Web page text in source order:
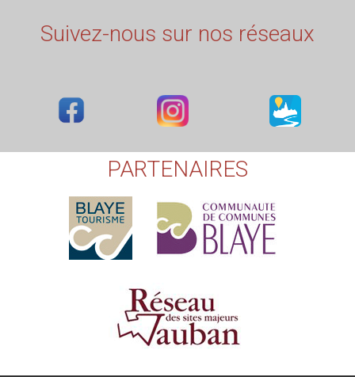
Suivez-nous sur nos réseaux
PARTENAIRES